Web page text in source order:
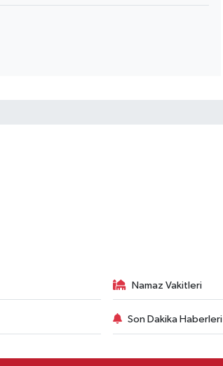
Namaz Vakitleri
Son Dakika Haberleri